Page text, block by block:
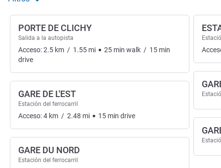
PORTE DE CLICHY
Salida a la autopista
Acceso:2.5 km / 1.55 mi 25 min walk / 15 min
drive
GARE DE L'EST
Estación del ferrocarril
Acceso:4 km / 2.48 mi 15 min drive
GARE DU NORD
Estación del ferrocarril